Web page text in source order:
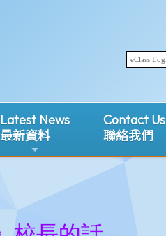
Latest News
最新資料
Contact Us
聯絡我們